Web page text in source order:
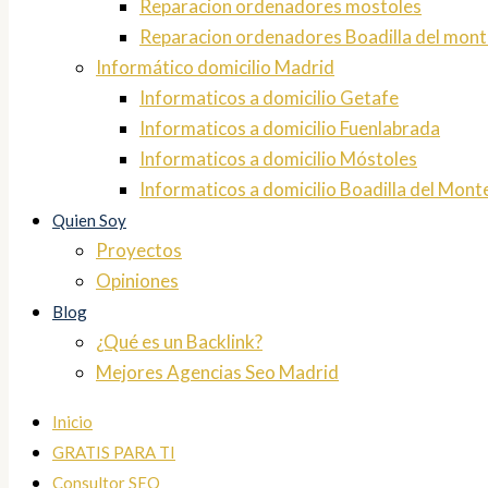
Reparacion ordenadores mostoles
Reparacion ordenadores Boadilla del
Informático domicilio Madrid
Informaticos a domicilio Getafe
Informaticos a domicilio Fuenlabrada
Informaticos a domicilio Móstoles
Informaticos a domicilio Boadilla del
Quien Soy
Proyectos
Opiniones
Blog
¿Qué es un Backlink?
Mejores Agencias Seo Madrid
Inicio
GRATIS PARA TI
Consultor SEO